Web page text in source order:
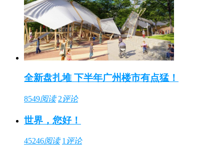
全新盘扎堆 下半年广州楼市有点猛！
8549阅读 2评论
世界，您好！
45246阅读 1评论